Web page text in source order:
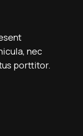
nec
porttitor.